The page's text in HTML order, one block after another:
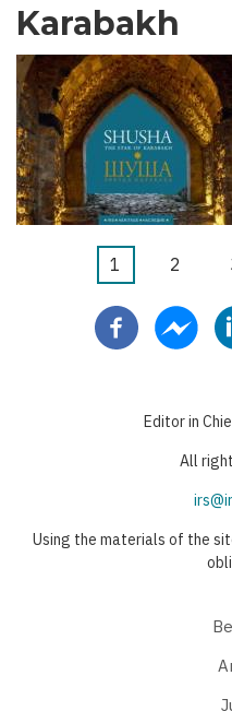
Karabakh
Pagination
Halaman
1 2
Editor in
All
Using the materials of the